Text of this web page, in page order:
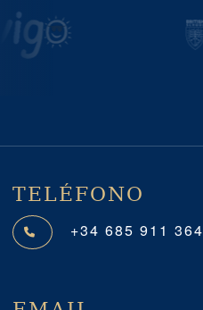
TELÉFONO
+34 685 911 364